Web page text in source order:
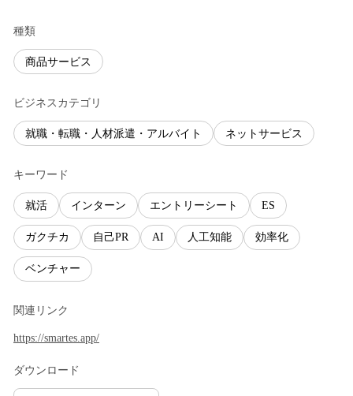
種類
商品サービス
ビジネスカテゴリ
就職・転職・人材派遣・アルバイト ネットサービス
キーワード
就活 インターン エントリーシート ES
ガクチカ 自己PR AI 人工知能 効率化
ベンチャー
関連リンク
https://smartes.app/
ダウンロード